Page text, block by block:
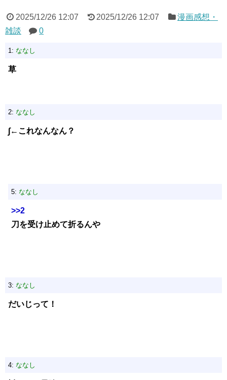
2025/12/26 12:07 2025/12/26 12:07
漫画感想・
雑談
0
1: ななし
草
2: ななし
∫←これなんなん？
5: ななし
>>2
刀を受け止めて折るんや
3: ななし
だいじって！
4: ななし